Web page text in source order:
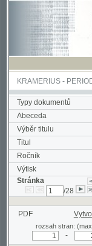
KRAMERIUS-
Typy dokumentů
Abeceda
Výběr titulu
Titul
Ročník
Výtisk
Stránka
PDF Vytvořit
rozsah stran: (max.